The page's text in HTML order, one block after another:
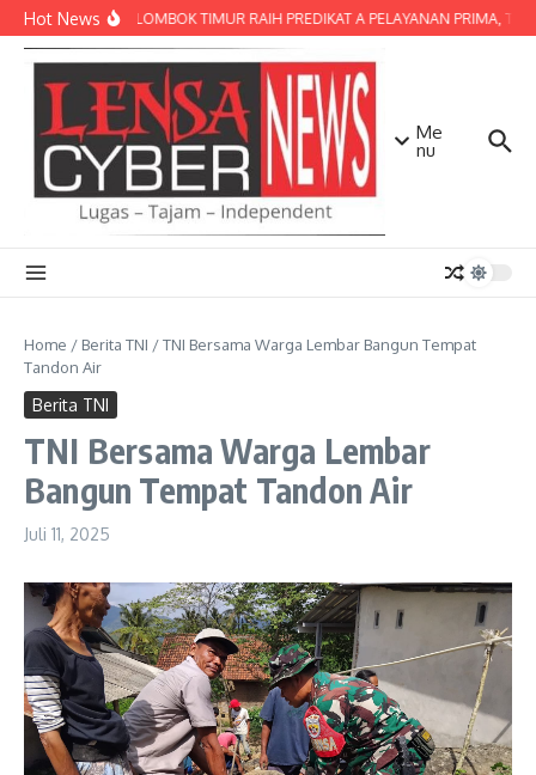
Lewati ke konten
Hot NewsPOLRES LOMBOK TIMUR RAIH PREDIKAT A PELAYANAN PRIMA,
Me
nu
Home / Berita TNI /TNI Bersama Warga Lembar Bangun Tempat
Tandon Air
Berita TNI
TNI Bersama Warga Lembar
Bangun Tempat Tandon Air
Juli 11, 2025